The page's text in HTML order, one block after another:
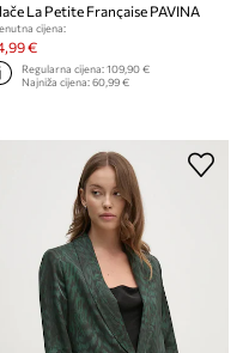
La Petite Française PAVINA
cijena:
€
Regularna cijena:109,90 €
Najniža cijena:60,99 €